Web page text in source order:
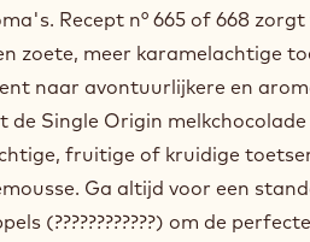
Recept n° 665 of 668 zorgt
zoete, meer karamelachtige
naar avontuurlijkere en
de Single Origin melkchocolade
fruitige of kruidige
Ga altijd voor een
(????????????) om de